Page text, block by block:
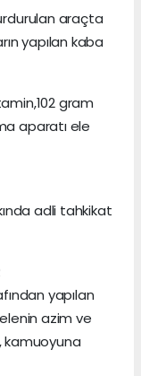
araçta
yapılan kaba
gram
aparatı ele
adli tahkikat
yapılan
azim ve
kamuoyuna